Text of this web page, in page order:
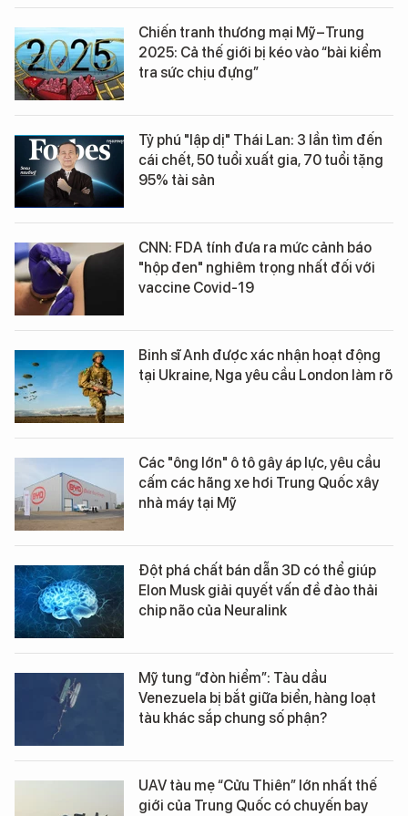
Chiến tranh thương mại Mỹ–Trung
2025: Cả thế giới bị kéo vào “bài kiểm
tra sức chịu đựng”
Tỷ phú "lập dị" Thái Lan: 3 lần tìm đến
cái chết, 50 tuổi xuất gia, 70 tuổi tặng
95% tài sản
CNN: FDA tính đưa ra mức cảnh báo
"hộp đen" nghiêm trọng nhất đối với
vaccine Covid-19
Binh sĩ Anh được xác nhận hoạt động
tại Ukraine, Nga yêu cầu London làm rõ
Các "ông lớn" ô tô gây áp lực, yêu cầu
cấm các hãng xe hơi Trung Quốc xây
nhà máy tại Mỹ
Đột phá chất bán dẫn 3D có thể giúp
Elon Musk giải quyết vấn đề đào thải
chip não của Neuralink
Mỹ tung “đòn hiểm”: Tàu dầu
Venezuela bị bắt giữa biển, hàng loạt
tàu khác sắp chung số phận?
UAV tàu mẹ “Cửu Thiên” lớn nhất thế
giới của Trung Quốc có chuyến bay